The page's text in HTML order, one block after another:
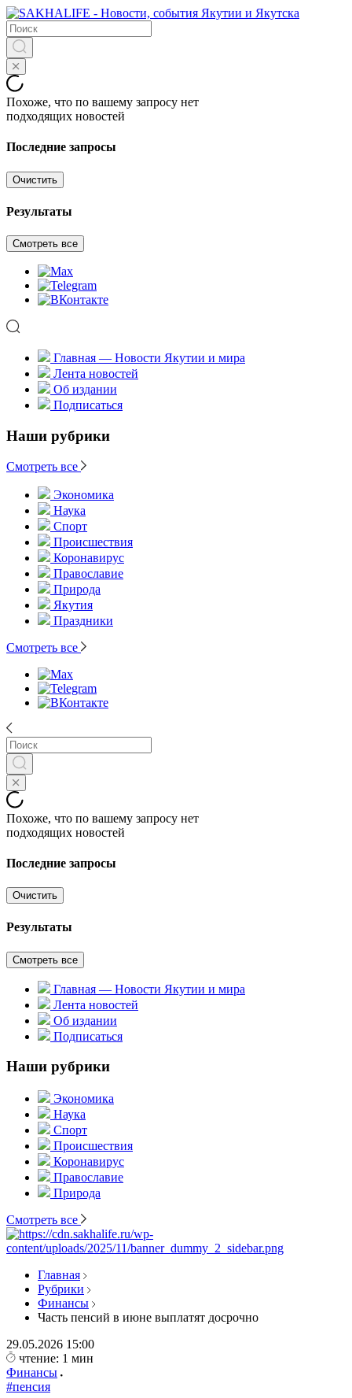
Похоже, что по вашему запросу нет
подходящих новостей
Последние запросы
Очистить
Результаты
Смотреть все
Главная — Новости Якутии и мира
Лента новостей
Об издании
Подписаться
Наши рубрики
Смотреть все
Экономика
Наука
Спорт
Происшествия
Коронавирус
Православие
Природа
Якутия
Праздники
Смотреть все
Похоже, что по вашему запросу нет
подходящих новостей
Последние запросы
Очистить
Результаты
Смотреть все
Главная — Новости Якутии и мира
Лента новостей
Об издании
Подписаться
Наши рубрики
Экономика
Наука
Спорт
Происшествия
Коронавирус
Православие
Природа
Смотреть все
Главная
Рубрики
Финансы
Часть пенсий в июне выплатят досрочно
29.05.2026 15:00
чтение: 1 мин
Финансы
#пенсия